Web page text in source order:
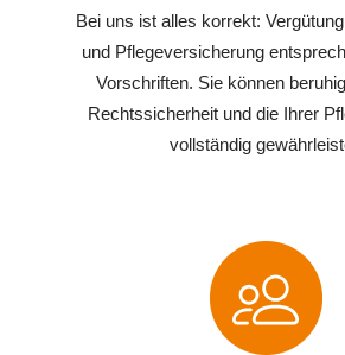
Bei uns ist alles korrekt:
und Pflegeversicherung
Vorschriften. Sie können
Rechtssicherheit und die Ihrer
vollständig